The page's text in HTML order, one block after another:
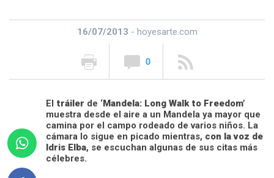
16/07/2013 - hoyesarte.com
0
El tráiler de ‘Mandela: Long Walk to Freedom’
muestra desde el aire a un Mandela ya mayor que
camina por el campo rodeado de varios niños. La
cámara lo sigue en picado mientras, con la voz de
Idris Elba, se escuchan algunas de sus citas más
célebres.